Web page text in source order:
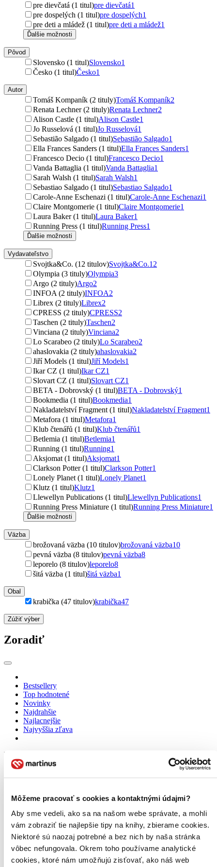
Môžeme pracovať s cookies a kontaktnými údajmi?
Aby sme vedeli, ako sa na našom webe správate, a mohli
vám zobraziť tie najlepšie tipy na knihy, zbierame cookies.
Niektoré sú naozaj potrebné a bez nich by naša stránka
vôbec nefungovala. Okrem toho používame analytické
cookies, ktoré nám umožňujú zisťovať, ako náš web
pre dievčatá (1 titul)pre dievčatá1
pre dospelých (1 titul)pre dospelých1
pre deti a mládež (1 titul)pre deti a mládež1
Ďalšie možnosti
Pôvod
Slovensko (1 titul)Slovensko1
Česko (1 titul)Česko1
Autor
Tomáš Kompaník (2 tituly)Tomáš Kompaník2
Renata Lechner (2 tituly)Renata Lechner2
Alison Castle (1 titul)Alison Castle1
Jo Russelová (1 titul)Jo Russelová1
Sebastião Salgado (1 titul)Sebastião Salgado1
Ella Frances Sanders (1 titul)Ella Frances Sanders1
Francesco Decio (1 titul)Francesco Decio1
Vanda Battaglia (1 titul)Vanda Battaglia1
Sarah Walsh (1 titul)Sarah Walsh1
Sebastiao Salgado (1 titul)Sebastiao Salgado1
Carole-Anne Eschenazi (1 titul)Carole-Anne Eschenazi1
Claire Montgomerie (1 titul)Claire Montgomerie1
Laura Baker (1 titul)Laura Baker1
Running Press (1 titul)Running Press1
Ďalšie možnosti
Vydavateľstvo
Svojtka&Co. (12 titulov)Svojtka&Co.12
Olympia (3 tituly)Olympia3
Argo (2 tituly)Argo2
INFOA (2 tituly)INFOA2
Librex (2 tituly)Librex2
CPRESS (2 tituly)CPRESS2
Taschen (2 tituly)Taschen2
Vinciana (2 tituly)Vinciana2
Lo Scarabeo (2 tituly)Lo Scarabeo2
ahaslovakia (2 tituly)ahaslovakia2
Jiří Models (1 titul)Jiří Models1
Ikar CZ (1 titul)Ikar CZ1
Slovart CZ (1 titul)Slovart CZ1
BETA - Dobrovský (1 titul)BETA - Dobrovský1
Bookmedia (1 titul)Bookmedia1
Nakladatelství Fragment (1 titul)Nakladatelství Fragment1
Metafora (1 titul)Metafora1
Klub čtenářů (1 titul)Klub čtenářů1
Betlemia (1 titul)Betlemia1
Running (1 titul)Running1
Aksjomat (1 titul)Aksjomat1
Clarkson Potter (1 titul)Clarkson Potter1
Lonely Planet (1 titul)Lonely Planet1
Klutz (1 titul)Klutz1
Llewellyn Publications (1 titul)Llewellyn Publications1
Running Press Miniature (1 titul)Running Press Miniature1
Ďalšie možnosti
Väzba
brožovaná väzba (10 titulov)brožovaná väzba10
pevná väzba (8 titulov)pevná väzba8
leporelo (8 titulov)leporelo8
šitá väzba (1 titul)šitá väzba1
Obal
krabička (47 titulov)krabička47
Zúžiť výber
Zoradiť
Bestsellery
Top hodnotené
Novinky
Najdrahšie
Najlacnejšie
Najvyššia zľava
Použité filtre
Zrušiť filtre
Krabička